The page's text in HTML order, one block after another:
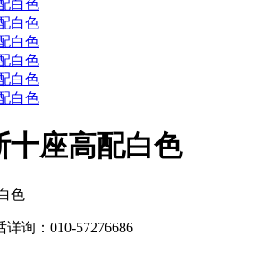
十座高配白色
色
详询：010-57276686